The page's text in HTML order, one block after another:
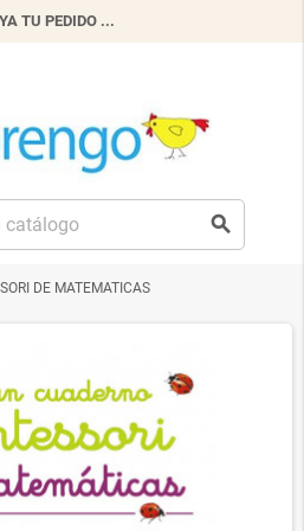
TU PEDIDO ...
search
DE MATEMATICAS